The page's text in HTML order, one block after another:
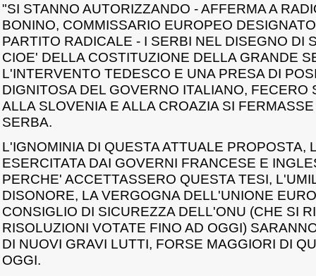
"SI STANNO AUTORIZZANDO - AFFERMA A
BONINO, COMMISSARIO EUROPEO
PARTITO RADICALE - I SERBI NEL DISEGNO DI
CIOE' DELLA COSTITUZIONE DELLA GRANDE
L'INTERVENTO TEDESCO E UNA PRESA DI
DIGNITOSA DEL GOVERNO ITALIANO, FECERO
ALLA SLOVENIA E ALLA CROAZIA SI
SERBA.
L'IGNOMINIA DI QUESTA ATTUALE PROPOSTA,
ESERCITATA DAI GOVERNI FRANCESE E
PERCHE' ACCETTASSERO QUESTA TESI,
DISONORE, LA VERGOGNA DELL'UNIONE
CONSIGLIO DI SICUREZZA DELL'ONU (CHE SI
RISOLUZIONI VOTATE FINO AD OGGI)
DI NUOVI GRAVI LUTTI, FORSE MAGGIORI DI
OGGI.